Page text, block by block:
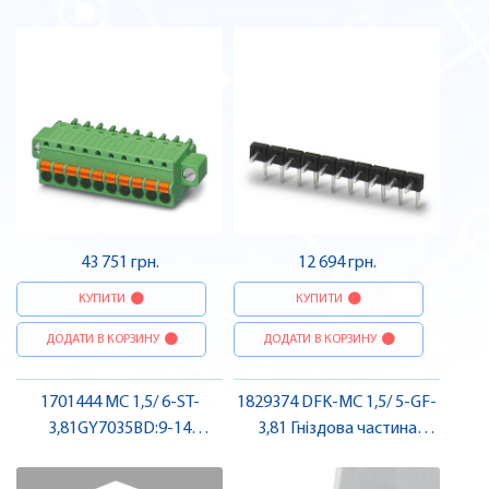
43 751 грн.
КУПИТИ
ДОДАТИ В КОРЗИНУ
12 694 грн.
КУПИТИ
ДОДАТИ В КОРЗИНУ
1701444 MC 1,5/ 6-ST-
3,81GY7035BD:9-14
, Pheonix Contact
1829374 DFK-MC 1,5/ 5-GF-
3,81 Гніздова частина